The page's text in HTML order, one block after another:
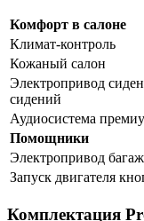
Комфорт в салоне
Климат-контроль
Кожаный салон
Электропривод
сидений
Аудиосистема
Помощники
Электропривод
Запуск двигателя
Комплектация